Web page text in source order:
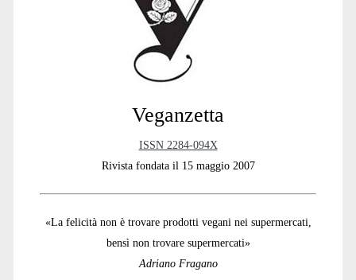
Veganzetta
ISSN 2284-094X
Rivista fondata il 15 maggio 2007
«La felicità non è trovare prodotti vegani nei supermercati,
bensì non trovare supermercati»
Adriano Fragano